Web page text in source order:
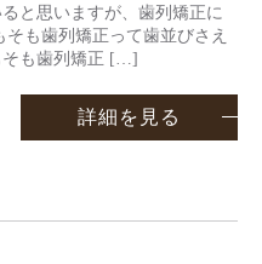
と思いますが、歯列矯正に
も歯列矯正って歯並びさえ
そも歯列矯正 […]
詳細を見る